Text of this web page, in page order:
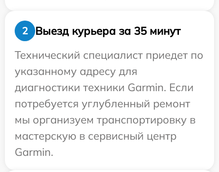
2
Выезд курьера за 35 минут
Технический специалист приедет по
указанному адресу для
диагностики техники Garmin. Если
потребуется углубленный ремонт
мы организуем транспортировку в
мастерскую в сервисный центр
Garmin.